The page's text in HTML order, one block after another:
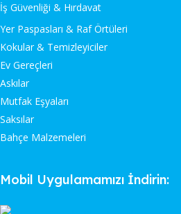
İş Güvenliği & Hırdavat
Yer Paspasları & Raf Örtüleri
Kokular & Temizleyiciler
Ev Gereçleri
Askılar
Mutfak Eşyaları
Saksılar
Bahçe Malzemeleri
Mobil Uygulamamızı İndirin: